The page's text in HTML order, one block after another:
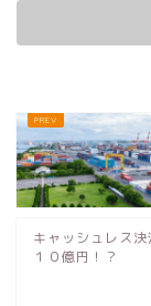
キャッシュレス
１０億円！？